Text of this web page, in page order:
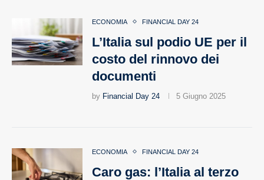
ECONOMIA FINANCIAL DAY 24
L’Italia sul podio UE per il
costo del rinnovo dei
documenti
by Financial Day 24 5 Giugno 2025
ECONOMIA FINANCIAL DAY 24
Caro gas: l’Italia al terzo